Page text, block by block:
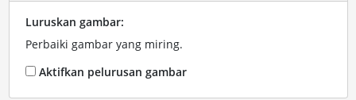
Luruskan gambar:
Perbaiki gambar yang miring.
Aktifkan pelurusan gambar